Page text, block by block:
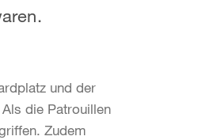
und der
die Patrouillen
Zudem